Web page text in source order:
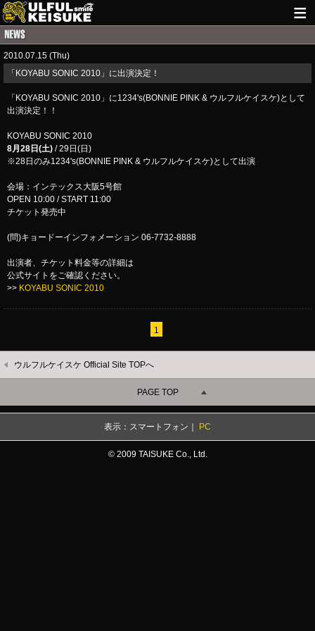
LIVE INFO
2010.07.15 (Thu)
「KOYABU SONIC 2010」に出演決定！
「KOYABU SONIC 2010」に1234's(BONNIE PINK & ウルフルケイスケ)として
出演決定！！
KOYABU SONIC 2010
8月28日(土) / 29日(日)
※28日のみ1234's(BONNIE PINK & ウルフルケイスケ)として出演
会場：インテックス大阪5号館
OPEN 10:00 / START 11:00
チケット発売中
(問)キョードーインフォメーション 06-7732-8888
出演者、チケット料金等の詳細は
公式サイトをご確認ください。
>> KOYABU SONIC 2010
1
ウルフルケイスケ Official Site TOPへ
PAGE TOP
表示：スマートフォン｜ PC
© 2009 TAISUKE Co., Ltd.